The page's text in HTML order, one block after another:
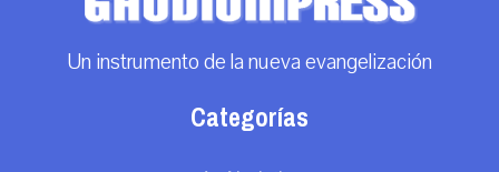
Un instrumento de la nueva evangelización
Categorías